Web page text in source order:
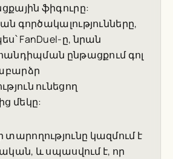
ֆիգուրը:
գործակալությունները,
FanDuel-ը, նրան
ընթացքում գոլ
ունեցող
մեկը:
կազմում է
և սպասվում է, որ